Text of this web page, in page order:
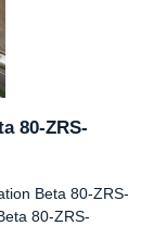
80-ZRS-
Beta 80-ZRS-
80-ZRS-